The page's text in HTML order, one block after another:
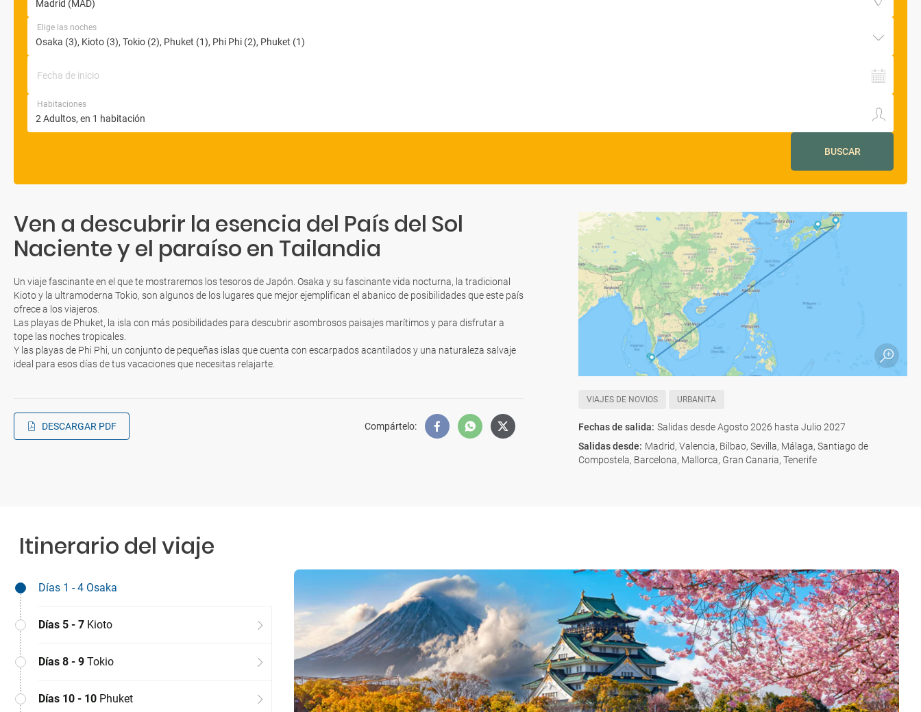
Elige las noches
Fecha de inicio
Habitaciones
BUSCAR
Ven a descubrir la esencia del País del Sol
Naciente y el paraíso en Tailandia
Un viaje fascinante en el que te mostraremos los tesoros de Japón. Osaka y su fascinante vida nocturna, la tradicional
Kioto y la ultramoderna Tokio, son algunos de los lugares que mejor ejemplifican el abanico de posibilidades que este país
ofrece a los viajeros.
Las playas de Phuket, la isla con más posibilidades para descubrir asombrosos paisajes marítimos y para disfrutar a
tope las noches tropicales.
Y las playas de Phi Phi, un conjunto de pequeñas islas que cuenta con escarpados acantilados y una naturaleza salvaje
ideal para esos días de tus vacaciones que necesitas relajarte.
DESCARGAR PDF Compártelo:
VIAJES DE NOVIOS URBANITA
Fechas de salida: Salidas desde Agosto 2026 hasta Julio 2027
Salidas desde: Madrid, Valencia, Bilbao, Sevilla, Málaga, Santiago de
Compostela, Barcelona, Mallorca, Gran Canaria, Tenerife
Itinerario del viaje
Días 1 - 4 Osaka
Días 5 - 7 Kioto
Días 8 - 9 Tokio
Días 10 - 10 Phuket